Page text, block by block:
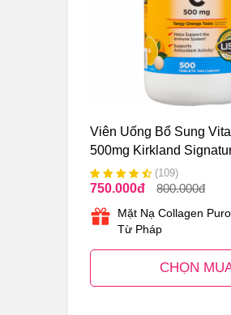
Viên Uống Bổ Sung
500mg Kirkland
(109)
750.000đ 800.000đ
Mặt Nạ Collagen
Từ Pháp
CHỌN